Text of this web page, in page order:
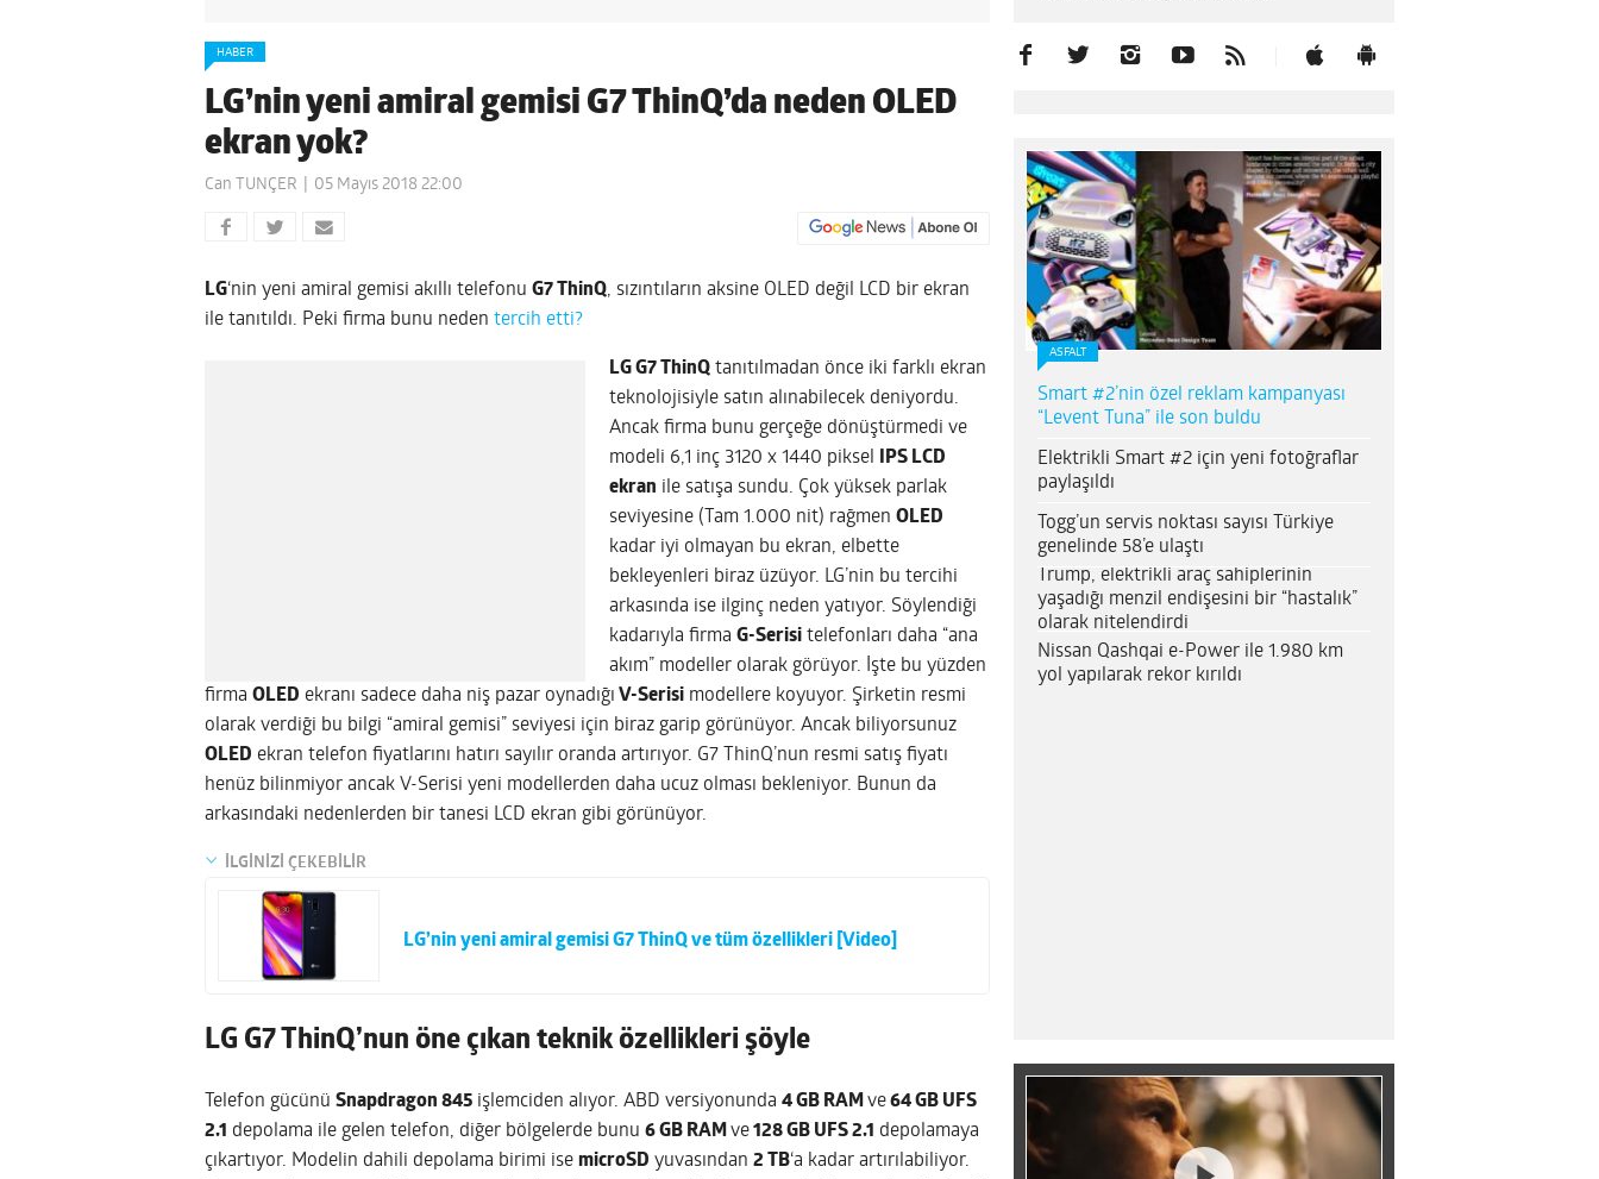
HABER
LG’nin yeni amiral gemisi G7 ThinQ’da neden OLED
ekran yok?
Can TUNÇER 05 Mayıs 2018 22:00
LG‘nin yeni amiral gemisi akıllı telefonu G7 ThinQ, sızıntıların aksine OLED değil LCD bir ekran
ile tanıtıldı. Peki firma bunu neden tercih etti?
LG G7 ThinQ tanıtılmadan önce iki farklı ekran
teknolojisiyle satın alınabilecek deniyordu.
Ancak firma bunu gerçeğe dönüştürmedi ve
modeli 6,1 inç 3120 x 1440 piksel
IPS LCD
ekran ile satışa sundu. Çok yüksek parlak
seviyesine (Tam 1.000 nit) rağmen OLED
kadar iyi olmayan bu ekran, elbette
bekleyenleri biraz üzüyor. LG’nin bu tercihi
arkasında ise ilginç neden yatıyor. Söylendiği
kadarıyla firma G-Serisi telefonları daha “ana
akım” modeller olarak görüyor. İşte bu yüzden
firma OLED ekranı sadece daha niş pazar oynadığı V-Serisi modellere koyuyor. Şirketin resmi
olarak verdiği bu bilgi “amiral gemisi” seviyesi için biraz garip görünüyor. Ancak biliyorsunuz
OLED ekran telefon fiyatlarını hatırı sayılır oranda artırıyor. G7 ThinQ’nun resmi satış fiyatı
henüz bilinmiyor ancak V-Serisi yeni modellerden daha ucuz olması bekleniyor. Bunun da
arkasındaki nedenlerden bir tanesi LCD ekran gibi görünüyor.
İLGİNİZİ ÇEKEBİLİR
LG’nin yeni amiral gemisi G7 ThinQ ve tüm özellikleri [Video]
LG G7 ThinQ’nun öne çıkan teknik özellikleri şöyle
Telefon gücünü Snapdragon 845 işlemciden alıyor. ABD versiyonunda 4 GB RAM ve64 GB UFS
2.1 depolama ile gelen telefon, diğer bölgelerde bunu 6 GB RAM ve128 GB UFS 2.1 depolamaya
çıkartıyor. Modelin dahili depolama birimi ise microSD yuvasından 2 TB‘a kadar artırılabiliyor.
ASFALT
Smart #2’nin özel reklam kampanyası
“Levent Tuna” ile son buldu
Elektrikli Smart #2 için yeni fotoğraflar
paylaşıldı
Togg’un servis noktası sayısı Türkiye
genelinde 58’e ulaştı
Trump, elektrikli araç sahiplerinin
yaşadığı menzil endişesini bir “hastalık”
olarak nitelendirdi
Nissan Qashqai e-Power ile 1.980 km
yol yapılarak rekor kırıldı